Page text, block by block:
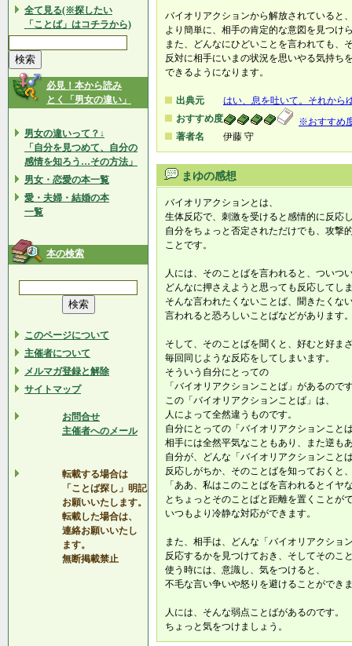
全て見る(※探したい
「ことば」はコチラから)
必見！本から読み
とく「男女の違い」
男女の違いって？↓
「自分を見つめて、自分の
感情を知ろう…その方法」
男女・恋愛の本一覧
愛・夫婦・結婚の本
一覧
本の検索
このページについて
主催者について
メルマガ登録と解除
サイトマップ
お問合せ
主催者へのメール
転載する場合は
「ことば探し」明記
お願いいたします。
転載した場合は、
連絡お願いいたし
ます。
無断掲載禁止
バイオリアクションから解放されていると
より簡単に、相手の肯定的な意図を見つけ
また、どんなにひどいことを言われても、
反対に相手にいまの状況を思いやる気持ち
できるようになります。
出典元
はい、息を吐いて。それから
おすすめ度
※おすすめ
著者名
伊藤 守
まゆの感想
バイオリアクションとは、
生体反応で、刺激を受けると感情的に反応
自分をちょっと否定されただけでも、攻撃
ことです。
人には、そのことばを言われると、ついつ
どんなに押さえようと思っても反応してし
そんな言われたくないことば、聞きたくな
言われると恐ろしいことばなどがあります
そして、そのことばを聞くと、好むと好ま
毎回同じような反応をしてしまいます。
そういう自分にとっての
「バイオリアクションことば」があるので
この「バイオリアクションことば」は、
人によって全然違うものです。
自分にとっての「バイオリアクションこと
相手には全然平気なこともあり、また逆も
自分が、どんな「バイオリアクションこと
反応しがちか、そのことばを知っておくと
「ああ、私はこのことばを言われるとイヤ
とちょっとそのことばと距離を置くことが
いつもより冷静な対応ができます。
また、相手は、どんな「バイオリアクショ
反応するかを見つけておき、そしてそのこ
使う時には、意識し、気をつけると、
不毛な言い争いや怒りを避けることができ
人には、そんな弱点ことばがあるのです。
ちょっと気をつけましょう。